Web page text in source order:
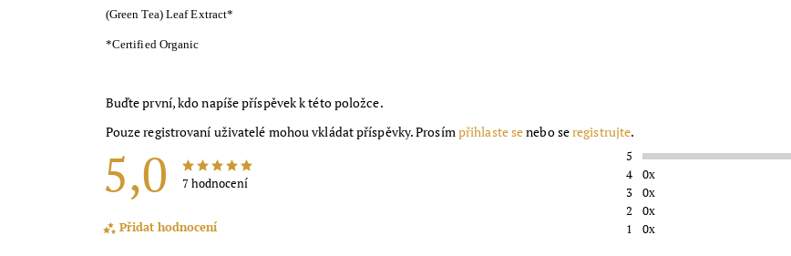
(Green Tea) Leaf Extract*
*Certified Organic
Buďte první, kdo napíše příspěvek k této položce.
Pouze registrovaní uživatelé mohou vkládat příspěvky. Prosím přihlaste senebo seregistrujte.
5,0 7 hodnocení
Přidat hodnocení
5
4
0x
3
0x
2
0x
1
0x